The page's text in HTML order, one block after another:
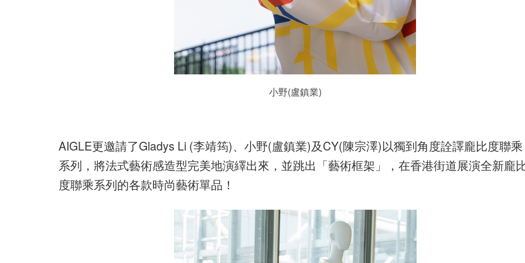
小野(盧鎮業)
AIGLE更邀請了Gladys Li (李靖筠)、小野(盧鎮業)及CY(陳宗澤)以獨到角度詮譯龐比度聯乘
系列，將法式藝術感造型完美地演繹出來，並跳出「藝術框架」，在香港街道展演全新龐
度聯乘系列的各款時尚藝術單品！